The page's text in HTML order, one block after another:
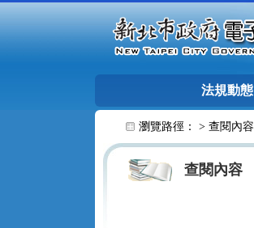
法規動態
瀏覽路徑： > 查閱內容
查閱內容